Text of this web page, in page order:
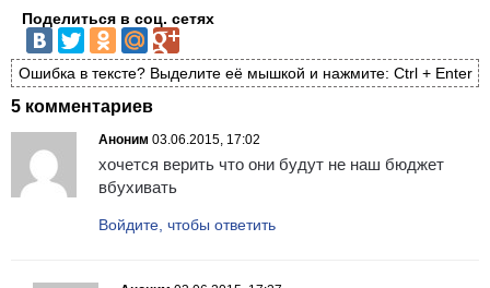
Поделиться в соц. сетях
Ошибка в тексте? Выделите её мышкой и нажмите: Ctrl + Enter
5 комментариев
Аноним 03.06.2015, 17:02
хочется верить что они будут не наш бюджет
вбухивать
Войдите, чтобы ответить